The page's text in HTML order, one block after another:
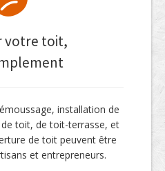
votre toit,
installation de
toit, de toit-terrasse, et
de toit peuvent être
et entrepreneurs.